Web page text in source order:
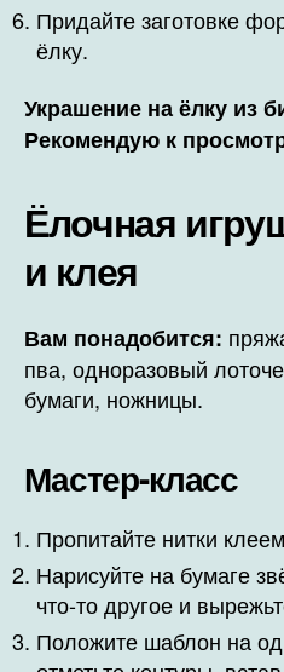
Придайте заготовке
ёлку.
Украшение на ёлку из
Рекомендую к
Ёлочная
и клея
Вам понадобится:
пва, одноразовый
бумаги, ножницы.
Мастер-класс
Пропитайте нитки
Нарисуйте на бумаге
что-то другое и
Положите шаблон на